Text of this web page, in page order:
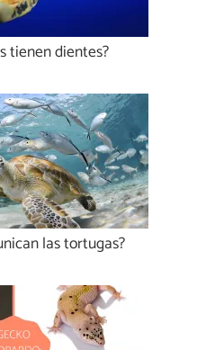
tienen dientes?
las tortugas?